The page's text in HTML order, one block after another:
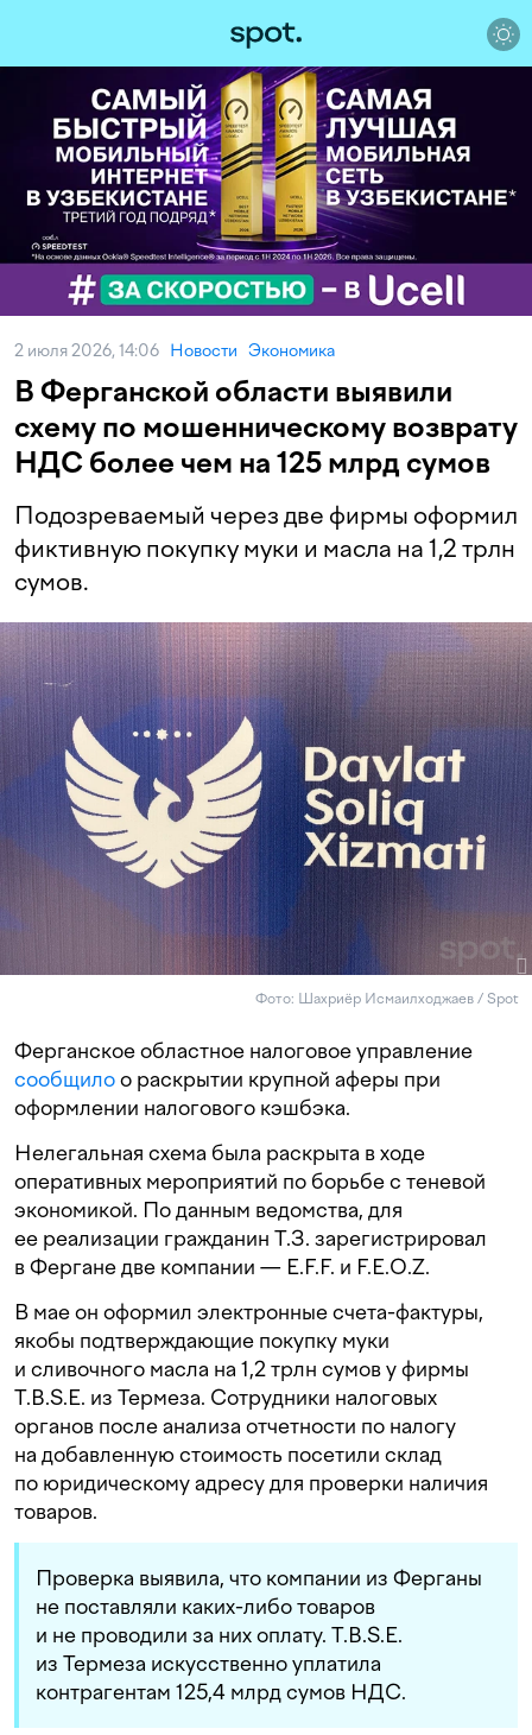
2 июля 2026, 14:06 Новости Экономика
В Ферганской области выявили
схему по мошенническому возврату
НДС более чем на 125 млрд сумов
Подозреваемый через две фирмы оформил
фиктивную покупку муки и масла на 1,2 трлн
сумов.
Фото: Шахриёр Исмаилходжаев / Spot
Ферганское областное налоговое управление
сообщилоо раскрытии крупной аферы при
оформлении налогового кэшбэка.
Нелегальная схема была раскрыта в ходе
оперативных мероприятий по борьбе с теневой
экономикой. По данным ведомства, для
ее реализации гражданин Т.З. зарегистрировал
в Фергане две компании — E.F.F. и F.E.O.Z.
В мае он оформил электронные счета-фактуры,
якобы подтверждающие покупку муки
и сливочного масла на 1,2 трлн сумов у фирмы
T.B.S.E. из Термеза. Сотрудники налоговых
органов после анализа отчетности по налогу
на добавленную стоимость посетили склад
по юридическому адресу для проверки наличия
товаров.
Проверка выявила, что компании из Ферганы
не поставляли каких-либо товаров
и не проводили за них оплату. T.B.S.E.
из Термеза искусственно уплатила
контрагентам 125,4 млрд сумов НДС.